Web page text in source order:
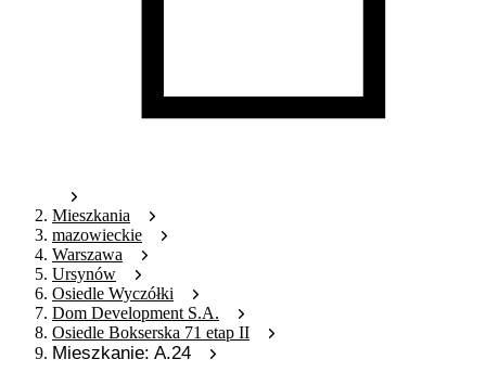
Mieszkania
mazowieckie
Warszawa
Ursynów
Osiedle Wyczółki
Dom Development S.A.
Osiedle Bokserska 71 etap II
Mieszkanie: A.24